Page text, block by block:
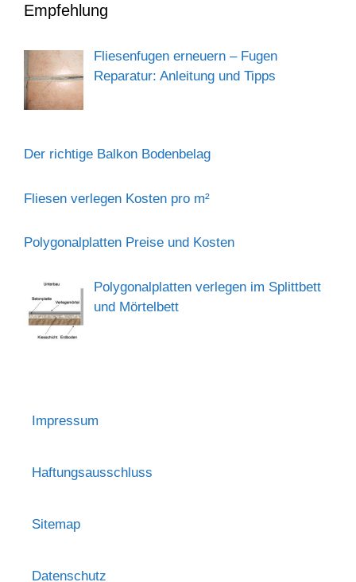
Empfehlung
Fliesenfugen erneuern – Fugen
Reparatur: Anleitung und Tipps
Der richtige Balkon Bodenbelag
Fliesen verlegen Kosten pro m²
Polygonalplatten Preise und Kosten
Polygonalplatten verlegen im Splittbett
und Mörtelbett
Impressum
Haftungsausschluss
Sitemap
Datenschutz